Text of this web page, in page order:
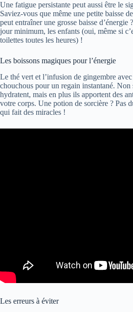
Une fatigue persistante peut aussi être le
Saviez-vous que même une petite baisse
peut entraîner une grosse baisse d’énergie
jour minimum, les enfants (oui, même si
toilettes toutes les heures) !
Les boissons magiques pour l’énergie
Le thé vert et l’infusion de gingembre
chouchous pour un regain instantané. Non
hydratent, mais en plus ils apportent des
votre corps. Une potion de sorcière ? Pas
qui fait des miracles !
Les erreurs à éviter